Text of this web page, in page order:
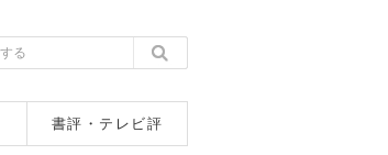
書評・テレビ評